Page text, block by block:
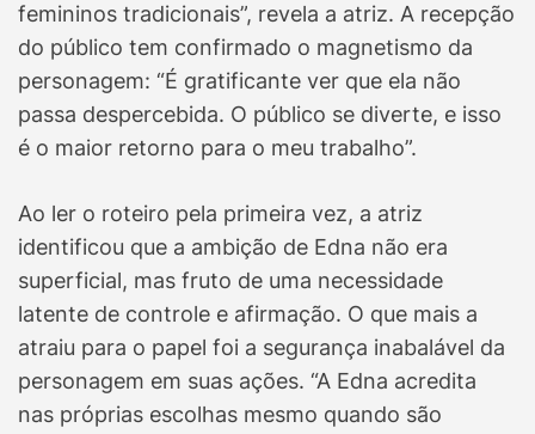
femininos tradicionais”, revela a atriz. A recepção
do público tem confirmado o magnetismo da
personagem: “É gratificante ver que ela não
passa despercebida. O público se diverte, e isso
é o maior retorno para o meu trabalho”.
Ao ler o roteiro pela primeira vez, a atriz
identificou que a ambição de Edna não era
superficial, mas fruto de uma necessidade
latente de controle e afirmação. O que mais a
atraiu para o papel foi a segurança inabalável da
personagem em suas ações. “A Edna acredita
nas próprias escolhas mesmo quando são